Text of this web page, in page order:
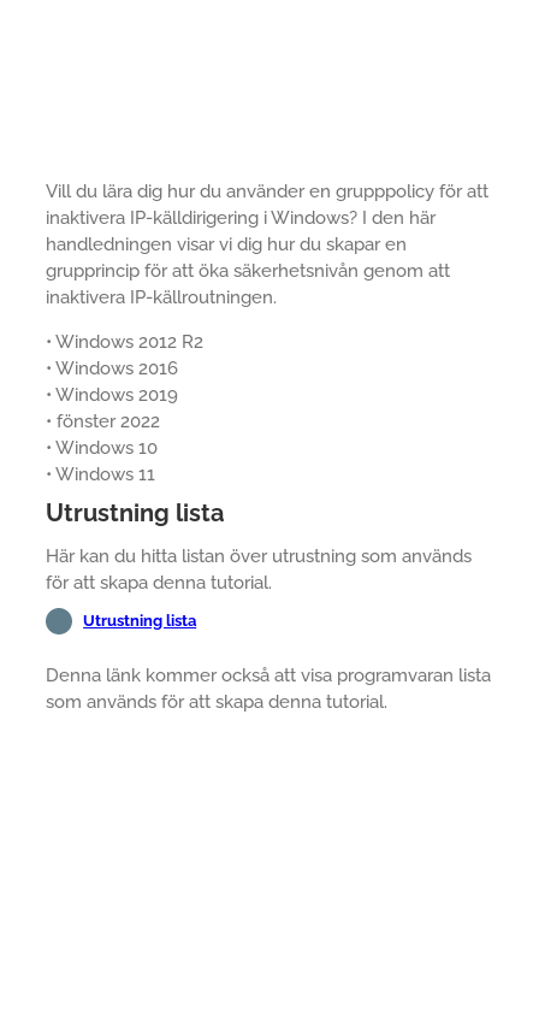
Vill du lära dig hur du använder en grupppolicy för att
inaktivera IP-källdirigering i Windows? I den här
handledningen visar vi dig hur du skapar en
grupprincip för att öka säkerhetsnivån genom att
inaktivera IP-källroutningen.
• Windows 2012 R2
• Windows 2016
• Windows 2019
• fönster 2022
• Windows 10
• Windows 11
Utrustning lista
Här kan du hitta listan över utrustning som används
för att skapa denna tutorial.
Utrustning lista
Denna länk kommer också att visa programvaran lista
som används för att skapa denna tutorial.